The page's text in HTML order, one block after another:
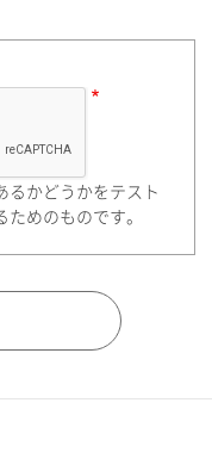
るかどうかをテスト
めのものです。